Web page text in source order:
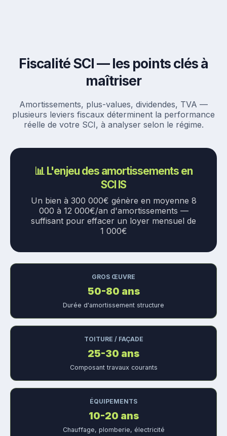
Fiscalité SCI — les points clés à
maîtriser
Amortissements, plus-values, dividendes, TVA —
plusieurs leviers fiscaux déterminent la performance
réelle de votre SCI, à analyser selon le régime.
📊 L'enjeu des amortissements en
SCI IS
Un bien à 300 000€ génère en moyenne 8
000 à 12 000€/an d'amortissements —
suffisant pour effacer un loyer mensuel de
1 000€
GROS ŒUVRE
50-80 ans
Durée d'amortissement structure
TOITURE / FAÇADE
25-30 ans
Composant travaux courants
ÉQUIPEMENTS
10-20 ans
Chauffage, plomberie, électricité